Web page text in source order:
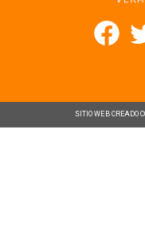
SITIO WEB CREADO